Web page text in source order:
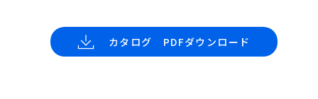
カタログ PDFダウンロード